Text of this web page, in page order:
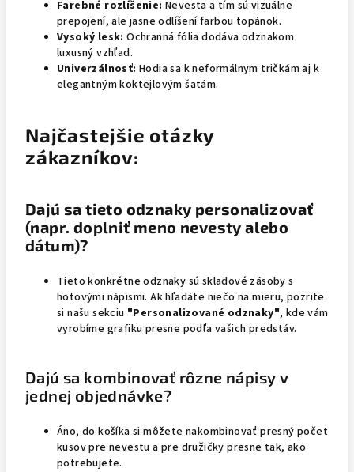
Farebné rozlíšenie: Nevesta a tím sú vizuálne
prepojení, ale jasne odlíšení farbou topánok.
Vysoký lesk: Ochranná fólia dodáva odznakom
luxusný vzhľad.
Univerzálnosť: Hodia sa k neformálnym tričkám aj k
elegantným koktejlovým šatám.
Najčastejšie otázky
zákazníkov:
Dajú sa tieto odznaky personalizovať
(napr. doplniť meno nevesty alebo
dátum)?
Tieto konkrétne odznaky sú skladové zásoby s
hotovými nápismi. Ak hľadáte niečo na mieru, pozrite
si našu sekciu "Personalizované odznaky", kde vám
vyrobíme grafiku presne podľa vašich predstáv.
Dajú sa kombinovať rôzne nápisy v
jednej objednávke?
Áno, do košíka si môžete nakombinovať presný počet
kusov pre nevestu a pre družičky presne tak, ako
potrebujete.